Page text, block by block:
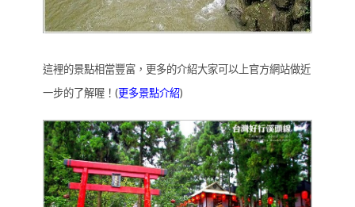
這裡的景點相當豐富，更多的介紹大家可以上官方網站做近
一步的了解喔！(更多景點介紹)